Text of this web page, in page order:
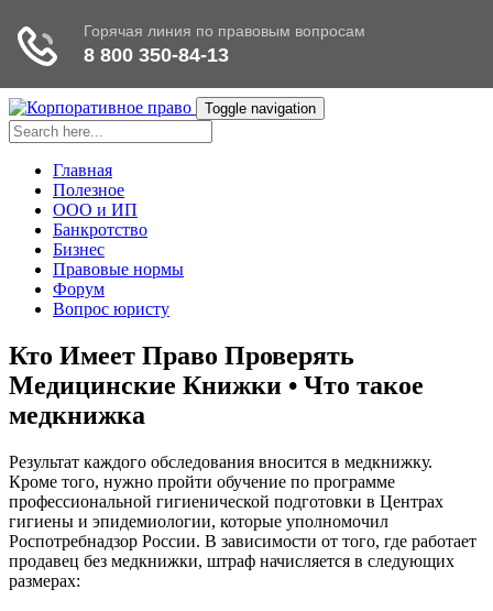
Toggle navigation
Главная
Полезное
ООО и ИП
Банкротство
Бизнес
Правовые нормы
Форум
Вопрос юристу
Кто Имеет Право Проверять
Медицинские Книжки • Что такое
медкнижка
Результат каждого обследования вносится в медкнижку.
Кроме того, нужно пройти обучение по программе
профессиональной гигиенической подготовки в Центрах
гигиены и эпидемиологии, которые уполномочил
Роспотребнадзор России. В зависимости от того, где работает
продавец без медкнижки, штраф начисляется в следующих
размерах: